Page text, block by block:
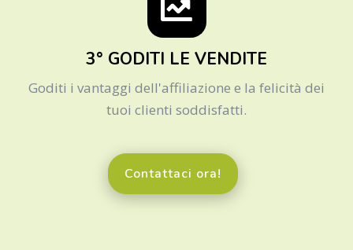
3° GODITI LE VENDITE
Goditi i vantaggi dell'affiliazione e la felicità dei
tuoi clienti soddisfatti.
Contattaci ora!